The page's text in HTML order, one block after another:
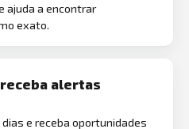
ajuda a encontrar
exato.
alertas
e receba oportunidades